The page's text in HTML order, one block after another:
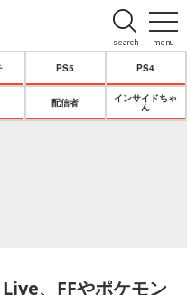
menu
search
PS5 PS4
配信者
インサイドちゃ
ん
、FFやポケモン